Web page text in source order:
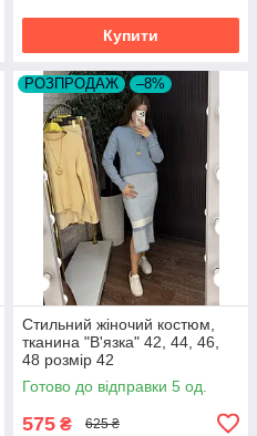
Купити
РОЗПРОДАЖ –8%
Стильний жіночий костюм,
тканина "В'язка" 42, 44, 46,
48 розмір 42
Готово до відправки 5 од.
575 ₴ 625 ₴